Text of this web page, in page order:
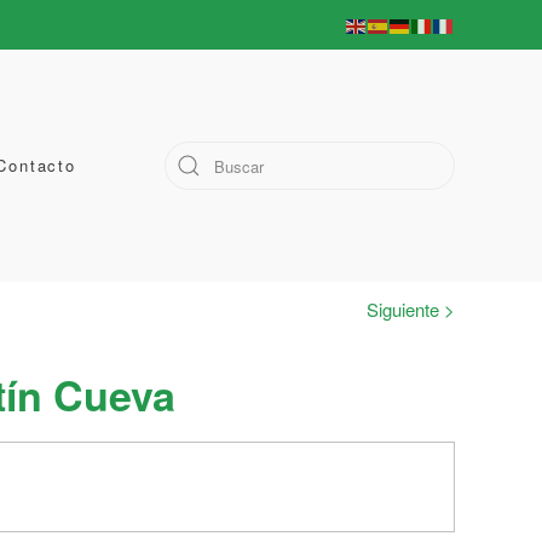
Siguiente >
Cueva